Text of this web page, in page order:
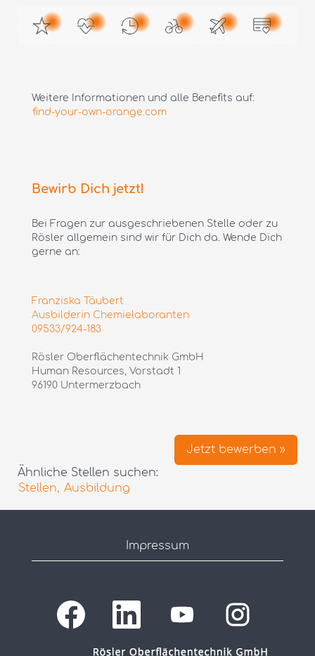
Weitere Informationen und alle Benefits auf:
find-your-own-orange.com
Bewirb Dich jetzt!
Bei Fragen zur ausgeschriebenen Stelle oder zu
Rösler allgemein sind wir für Dich da. Wende Dich
gerne an:
Franziska Täubert
Ausbilderin Chemielaboranten
09533/924-183
Rösler Oberflächentechnik GmbH
Human Resources, Vorstadt 1
96190 Untermerzbach
Jetzt bewerben »
Ähnliche Stellen suchen:
Stellen, Ausbildung
Impressum
W
r
W
r
a
a
W
a